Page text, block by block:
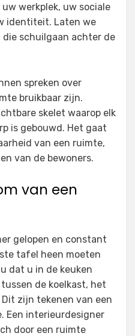
werkplek, uw sociale
identiteit. Laten we
die schuilgaan achter de
spreken over
bruikbaar zijn.
skelet waarop elk
is gebouwd. Het gaat
van een ruimte,
van de bewoners.
van een
gelopen en constant
tafel heen moeten
dat u in de keuken
de koelkast, het
zijn tekenen van een
Een interieurdesigner
door een ruimte